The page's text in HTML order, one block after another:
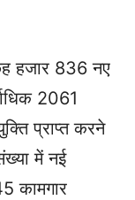
हजार 836 नए
2061
प्राप्त करने
में नई
कामगार